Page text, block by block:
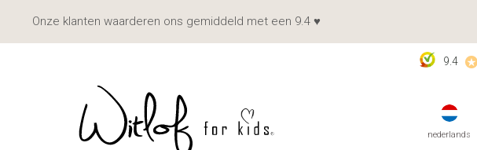
nederlands
9.4
Onze klanten waarderen ons gemiddeld met een 9.4 ♥